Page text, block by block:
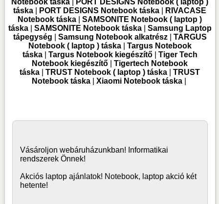
Notebook táska
PORT DESIGNS Notebook ( laptop )
táska
PORT DESIGNS Notebook táska
RIVACASE
Notebook táska |SAMSONITE Notebook ( laptop )
táska| SAMSONITE Notebook táska| Samsung Laptop
tápegység
Samsung Notebook alkatrész| TARGUS
Notebook ( laptop ) táska| Targus Notebook
táska| Targus Notebook kiegészítő| Tiger Tech
Notebook kiegészítő |Tigertech Notebook
táska |TRUST Notebook ( laptop ) táska |TRUST
Notebook táska| Xiaomi Notebook táska|
Vásároljon webáruházunkban! Informatikai
rendszerek Önnek!
Akciós laptop ajánlatok! Notebook, laptop akció két
hetente!